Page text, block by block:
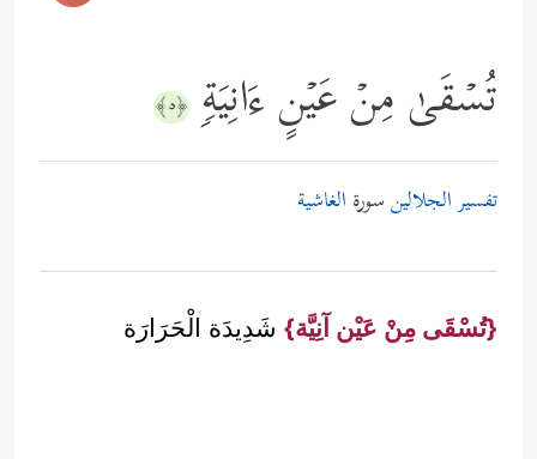
تُسۡقَىٰ مِنۡ عَیۡنٍ ءَانِیَةࣲ ﴿٥﴾
تفسير الجلالينسورة الغاشية
{تُسْقَى مِنْ عَيْن آنِيَّة} شَدِيدَة الْحَرَارَة